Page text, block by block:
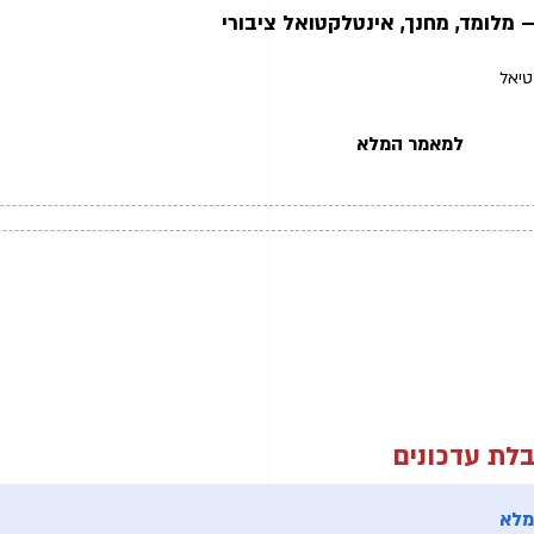
מלומד, מחנך, אינטלקטואל ציבורי
למאמר המלא
עדכונים